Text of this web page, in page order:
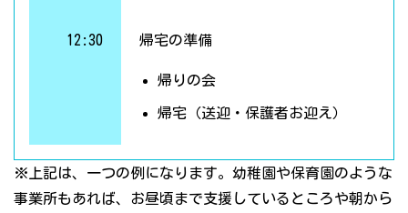
12:30 帰宅の準備
帰りの会
帰宅（送迎・保護者お迎え）
※上記は、一つの例になります。幼稚園や保育園のような
事業所もあれば、お昼頃まで支援しているところや朝から